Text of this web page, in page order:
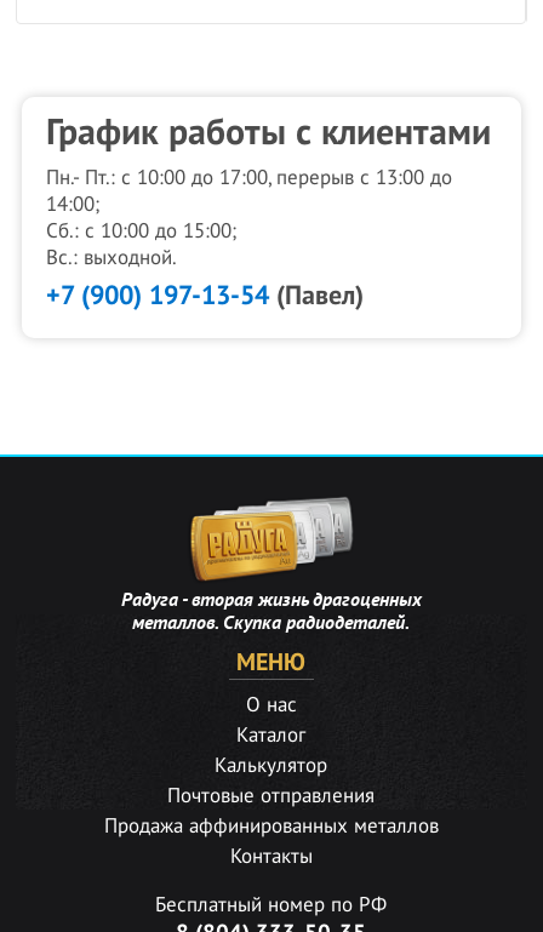
График работы с клиентами
Пн.- Пт.: с 10:00 до 17:00, перерыв с 13:00 до
14:00;
Сб.: с 10:00 до 15:00;
Вс.: выходной.
+7 (900) 197-13-54(Павел)
Радуга - вторая жизнь драгоценных
металлов. Скупка радиодеталей.
МЕНЮ
О нас
Каталог
Калькулятор
Почтовые отправления
Продажа аффинированных металлов
Контакты
Бесплатный номер по РФ